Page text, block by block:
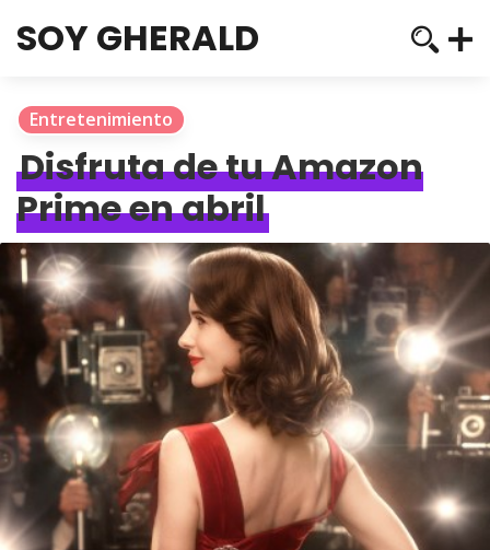
SOY GHERALD
Entretenimiento
Disfruta de tu Amazon
Prime en abril